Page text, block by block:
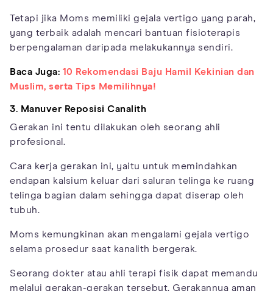
Tetapi jika Moms memiliki gejala vertigo yang parah,
yang terbaik adalah mencari bantuan fisioterapis
berpengalaman daripada melakukannya sendiri.
Baca Juga: 10 Rekomendasi Baju Hamil Kekinian dan
Muslim, serta Tips Memilihnya!
3. Manuver Reposisi Canalith
Gerakan ini tentu dilakukan oleh seorang ahli
profesional.
Cara kerja gerakan ini, yaitu untuk memindahkan
endapan kalsium keluar dari saluran telinga ke ruang
telinga bagian dalam sehingga dapat diserap oleh
tubuh.
Moms kemungkinan akan mengalami gejala vertigo
selama prosedur saat kanalith bergerak.
Seorang dokter atau ahli terapi fisik dapat memandu
melalui gerakan-gerakan tersebut. Gerakannya aman